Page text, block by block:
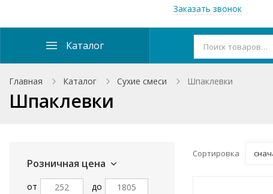
Заказать звонок
Каталог
Главная Каталог Сухие смеси Шпаклевки
Шпаклевки
Розничная цена
от до
Сортировка